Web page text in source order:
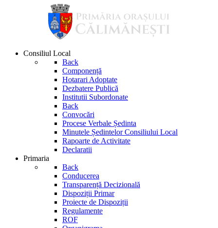
Consiliul Local
Back
Componență
Hotarari Adoptate
Dezbatere Publică
Institutii Subordonate
Back
Convocări
Procese Verbale Ședinta
Minutele Ședintelor Consiliului Local
Rapoarte de Activitate
Declaratii
Primaria
Back
Conducerea
Transparență Decizională
Dispoziții Primar
Proiecte de Dispoziții
Regulamente
ROF